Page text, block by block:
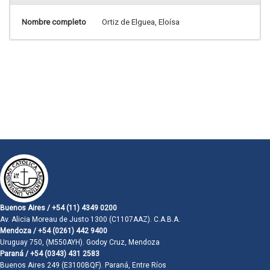
Nombre completo Ortiz de Elguea, Eloísa
Buenos Aires / +54 (11) 4349 0200
Av. Alicia Moreau de Justo 1300 (C1107AAZ). C.A.B.A.
Mendoza / +54 (0261) 442 9400
Uruguay 750, (M550AYH). Godoy Cruz, Mendoza
Paraná / +54 (0343) 431 2583
Buenos Aires 249 (E3100BQF). Paraná, Entre Ríos